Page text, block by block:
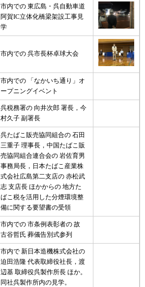
市内での 東広島・呉自動車道
阿賀IC立体化橋梁架設工事見
学
市内での 呉市長杯卓球大会
市内での 「なかいち通り」オ
ープニングイベント
呉税務署の 向井次郎 署長，今
村久子 副署長
呉たばこ販売協同組合の 石田
三重子 理事長，中国たばこ販
売協同組合連合会の 岩佐育男
事務局長，日本たばこ産業株
式会社広島第二支店の 赤松武
志 支店長 ほかからの 地方た
ばこ税を活用した分煙環境整
備に関する要望書の受領
市内での 市条例表彰者の 故
古谷哲氏 葬儀告別式参列
市内で 新日本造機株式会社の
迫田浩隆 代表取締役社長，渡
辺基 取締役呉製作所長 ほか。
同社呉製作所内の見学。